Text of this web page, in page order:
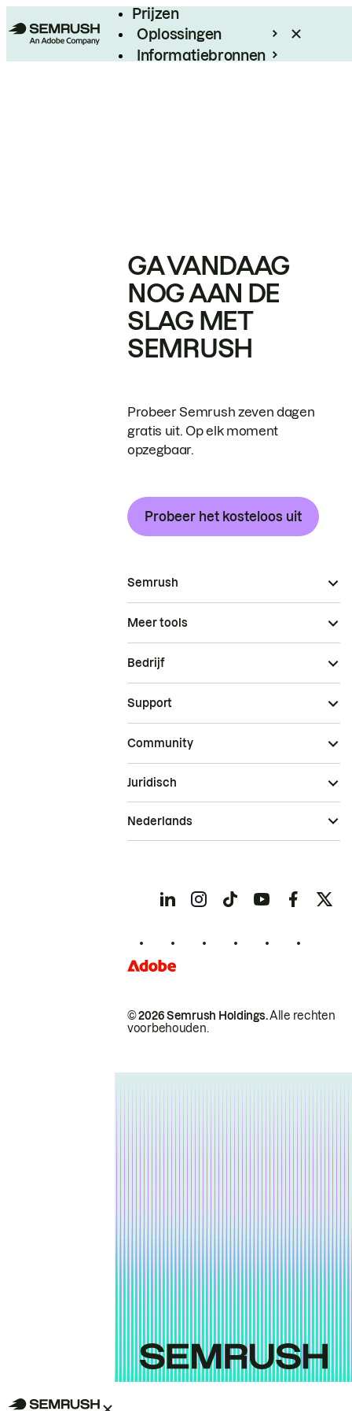
Prijzen
Oplossingen
Informatiebronnen
GA VANDAAG
NOG AAN DE
SLAG MET
SEMRUSH
Probeer Semrush zeven dagen
gratis uit. Op elk moment
opzegbaar.
Probeer het kosteloos uit
Semrush
Meer tools
Bedrijf
Support
Community
© 2026 Semrush Holdings.Alle rechten
voorbehouden.
Juridisch
Nederlands